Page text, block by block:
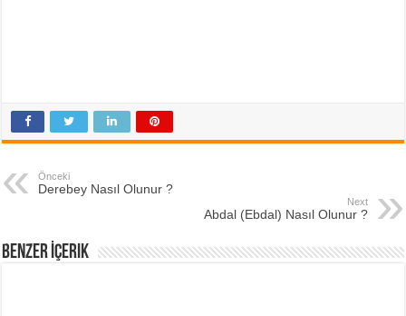
Önceki
Derebey Nasıl Olunur ?
Next
Abdal (Ebdal) Nasıl Olunur ?
Benzer İçerik